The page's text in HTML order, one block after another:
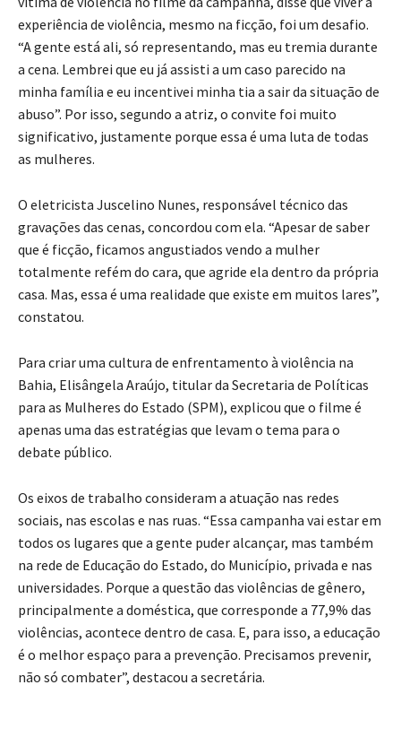
experiência de violência, mesmo na ficção, foi um desafio.
“A gente está ali, só representando, mas eu tremia durante
a cena. Lembrei que eu já assisti a um caso parecido na
minha família e eu incentivei minha tia a sair da situação de
abuso”. Por isso, segundo a atriz, o convite foi muito
significativo, justamente porque essa é uma luta de todas
as mulheres.
O eletricista Juscelino Nunes, responsável técnico das
gravações das cenas, concordou com ela. “Apesar de saber
que é ficção, ficamos angustiados vendo a mulher
totalmente refém do cara, que agride ela dentro da própria
casa. Mas, essa é uma realidade que existe em muitos lares”,
constatou.
Para criar uma cultura de enfrentamento à violência na
Bahia, Elisângela Araújo, titular da Secretaria de Políticas
para as Mulheres do Estado (SPM), explicou que o filme é
apenas uma das estratégias que levam o tema para o
debate público.
Os eixos de trabalho consideram a atuação nas redes
sociais, nas escolas e nas ruas. “Essa campanha vai estar em
todos os lugares que a gente puder alcançar, mas também
na rede de Educação do Estado, do Município, privada e nas
universidades. Porque a questão das violências de gênero,
principalmente a doméstica, que corresponde a 77,9% das
violências, acontece dentro de casa. E, para isso, a educação
é o melhor espaço para a prevenção. Precisamos prevenir,
não só combater”, destacou a secretária.